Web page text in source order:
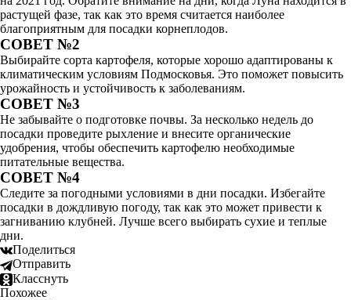
растущей фазе, так как это время считается наиболее
благоприятным для посадки корнеплодов.
СОВЕТ №2
Выбирайте сорта картофеля, которые хорошо адаптированы к
климатическим условиям Подмосковья. Это поможет повысить
урожайность и устойчивость к заболеваниям.
СОВЕТ №3
Не забывайте о подготовке почвы. За несколько недель до
посадки проведите рыхление и внесите органические
удобрения, чтобы обеспечить картофелю необходимые
питательные вещества.
СОВЕТ №4
Следите за погодными условиями в дни посадки. Избегайте
посадки в дождливую погоду, так как это может привести к
загниванию клубней. Лучше всего выбирать сухие и теплые
дни.
Поделиться
Отправить
Класснуть
Похожее